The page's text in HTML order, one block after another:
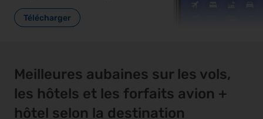
Télécharger
Meilleures aubaines sur les vols,
les hôtels et les forfaits avion +
hôtel selon la destination